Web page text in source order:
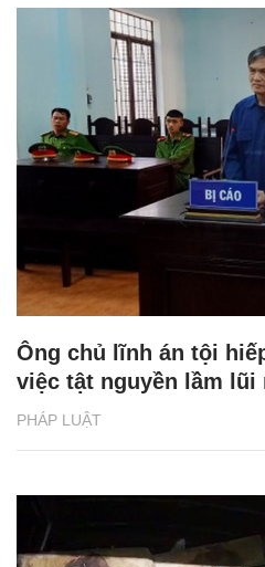
PHÁP LUẬT
Ông chủ lĩnh án tội
việc tật nguyền lầm lũi